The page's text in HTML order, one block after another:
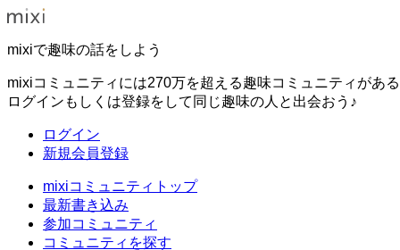
mixiで趣味の話をしよう
mixiコミュニティには270万を超える趣味コミュニティがある
ログインもしくは登録をして同じ趣味の人と出会おう♪
ログイン
新規会員登録
mixiコミュニティトップ
最新書き込み
参加コミュニティ
コミュニティを探す